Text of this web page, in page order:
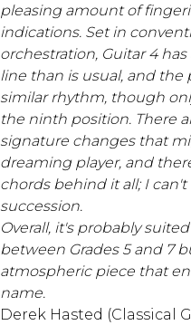
pleasing amount of
indications. Set in
orchestration, Guitar 4
line than is usual, and the
similar rhythm, though
the ninth position. There
signature changes that
dreaming player, and
chords behind it all; I
succession.
Overall, it's probably
between Grades 5 and 7
atmospheric piece that
name.
Derek Hasted (Classical